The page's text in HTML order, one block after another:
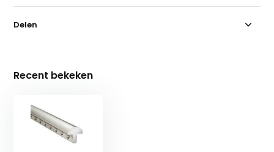
Delen
Recent bekeken